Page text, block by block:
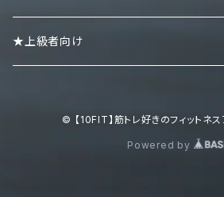
スエット・トレーナー
★上級者向け
© 【10FIT】筋トレ好きのフィットネ
Powered by